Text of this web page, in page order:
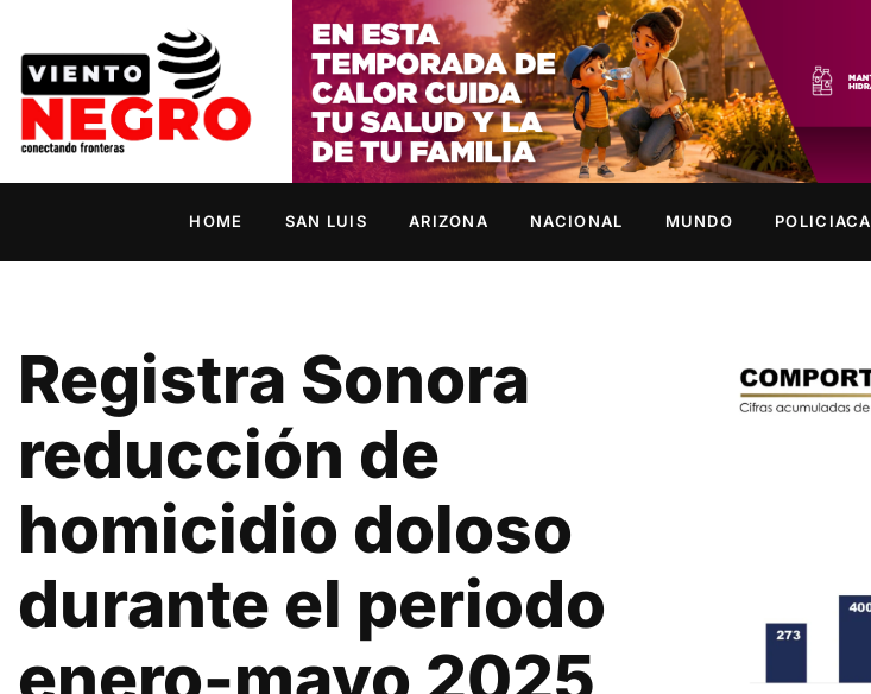
HOME SAN LUIS ARIZONA NACIONAL MUNDO POLICIACA
Registra Sonora
reducción de
homicidio doloso
durante el periodo